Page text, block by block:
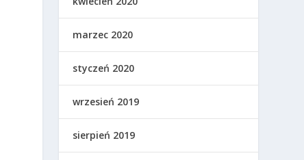
marzec 2020
styczeń 2020
wrzesień 2019
sierpień 2019